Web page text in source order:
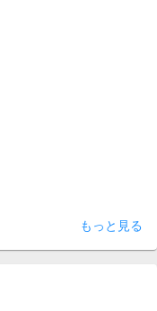
もっと見る